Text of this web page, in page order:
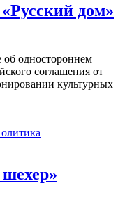
дом»
одностороннем
соглашения от
культурных